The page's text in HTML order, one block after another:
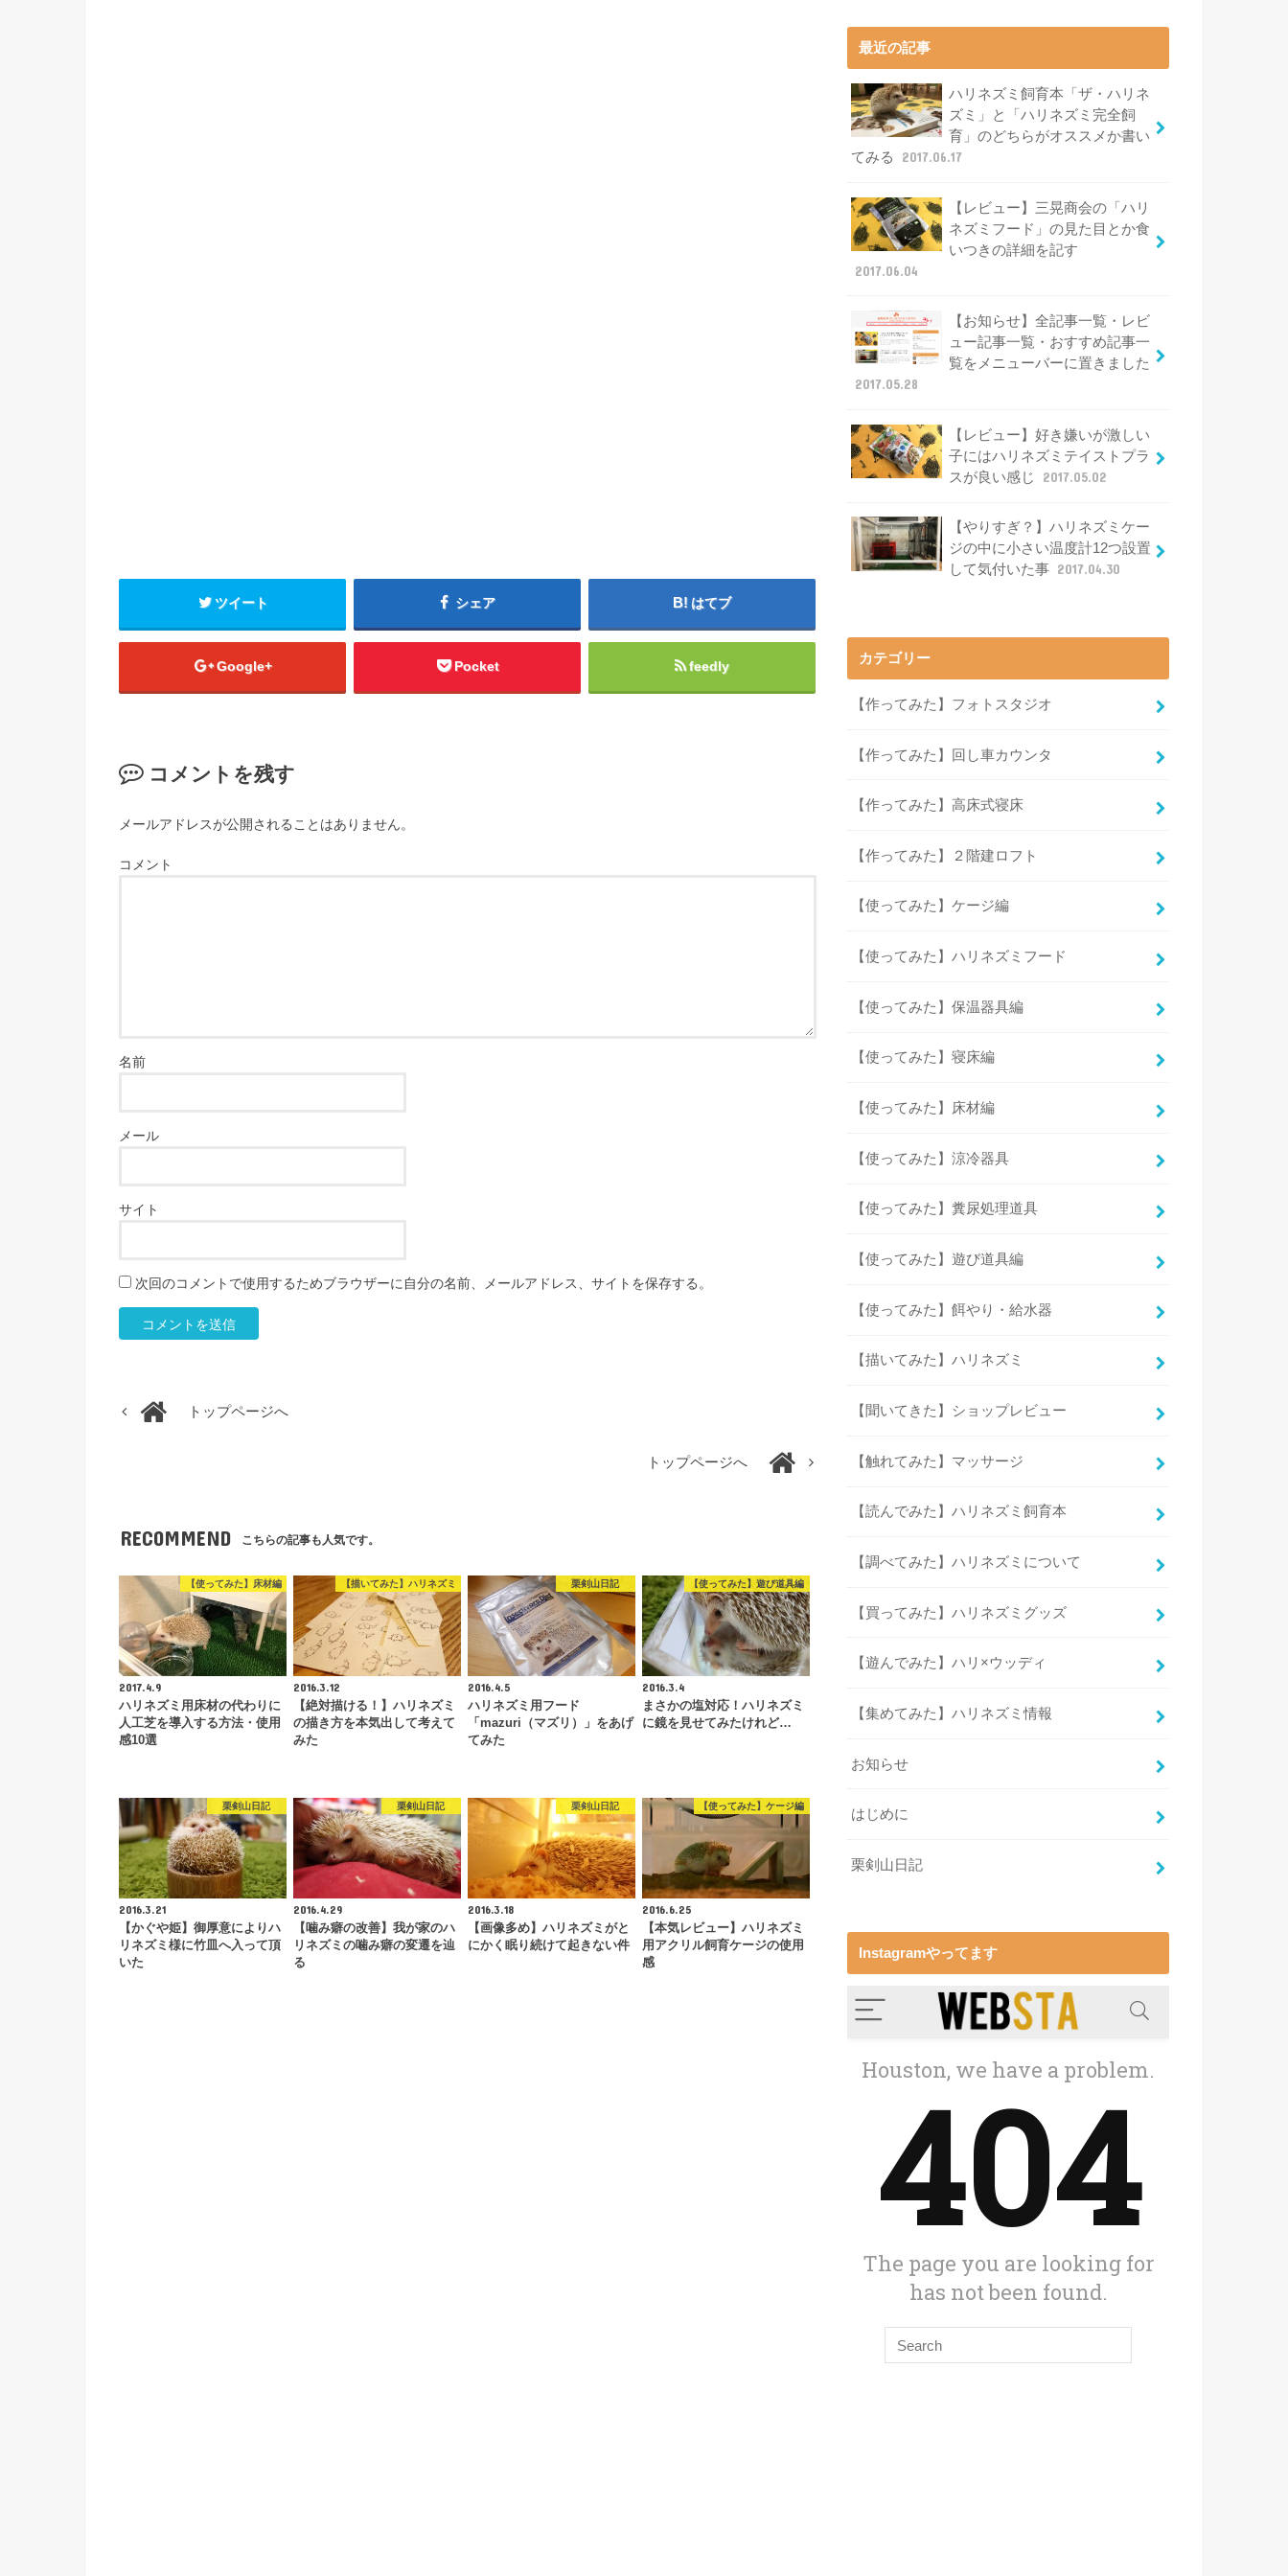
ツイート シェア はてブ
Google+ Pocket feedly
コメントを残す
メールアドレスが公開されることはありません。
コメント
名前
メール
サイト
次回のコメントで使用するためブラウザーに自分の名前、メールアドレス、サイトを保存する。
トップページへ
トップページへ
RECOMMEND こちらの記事も人気です。
【使ってみた】床材編
2017.4.9
ハリネズミ用床材の代わりに
人工芝を導入する方法・使用
感10選
【描いてみた】ハリネズミ
2016.3.12
【絶対描ける！】ハリネズミ
の描き方を本気出して考えて
みた
栗剣山日記
2016.4.5
ハリネズミ用フード
「mazuri（マズリ）」をあげ
てみた
【使ってみた】遊び道具編
2016.3.4
まさかの塩対応！ハリネズミ
に鏡を見せてみたけれど…
栗剣山日記
2016.3.21
【かぐや姫】御厚意によりハ
リネズミ様に竹皿へ入って頂
いた
栗剣山日記
2016.4.29
【噛み癖の改善】我が家のハ
リネズミの噛み癖の変遷を辿
る
栗剣山日記
2016.3.18
【画像多め】ハリネズミがと
にかく眠り続けて起きない件
【使ってみた】ケージ編
2016.6.25
【本気レビュー】ハリネズミ
用アクリル飼育ケージの使用
感
最近の記事
ハリネズミ飼育本「ザ・ハリネ
ズミ」と「ハリネズミ完全飼
育」のどちらがオススメか書い
てみる
2017.06.17
【レビュー】三晃商会の「ハリ
ネズミフード」の見た目とか食
いつきの詳細を記す
2017.06.04
【お知らせ】全記事一覧・レビ
ュー記事一覧・おすすめ記事一
覧をメニューバーに置きました
2017.05.28
【レビュー】好き嫌いが激しい
子にはハリネズミテイストプラ
スが良い感じ
2017.05.02
【やりすぎ？】ハリネズミケー
ジの中に小さい温度計12つ設置
して気付いた事 2017.04.30
カテゴリー
【作ってみた】フォトスタジオ
【作ってみた】回し車カウンタ
【作ってみた】高床式寝床
【作ってみた】２階建ロフト
【使ってみた】ケージ編
【使ってみた】ハリネズミフード
【使ってみた】保温器具編
【使ってみた】寝床編
【使ってみた】床材編
【使ってみた】涼冷器具
【使ってみた】糞尿処理道具
【使ってみた】遊び道具編
【使ってみた】餌やり・給水器
【描いてみた】ハリネズミ
【聞いてきた】ショップレビュー
【触れてみた】マッサージ
【読んでみた】ハリネズミ飼育本
【調べてみた】ハリネズミについて
【買ってみた】ハリネズミグッズ
【遊んでみた】ハリ×ウッディ
【集めてみた】ハリネズミ情報
お知らせ
はじめに
栗剣山日記
Instagramやってます